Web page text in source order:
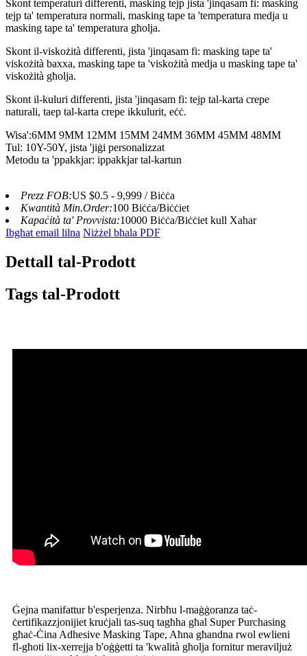
Skont temperaturi differenti, masking tejp jista 'jinqasam fi: masking
tejp ta' temperatura normali, masking tape ta 'temperatura medja u
masking tape ta' temperatura għolja.
Skont il-viskożità differenti, jista 'jinqasam fi: masking tape ta'
viskożità baxxa, masking tape ta 'viskożità medja u masking tape ta'
viskożità għolja.
Skont il-kuluri differenti, jista 'jinqasam fi: tejp tal-karta crepe
naturali, taep tal-karta crepe ikkulurit, eċċ.
Wisa':6MM 9MM 12MM 15MM 24MM 36MM 45MM 48MM
Tul: 10Y-50Y, jista 'jiġi personalizzat
Metodu ta 'ppakkjar: ippakkjar tal-kartun
Prezz FOB:US $0.5 - 9,999 / Biċċa
Kwantità Min.Order:100 Biċċa/Biċċiet
Kapaċità ta' Provvista:10000 Biċċa/Biċċiet kull Xahar
Ibgħat email lilna Niżżel bħala PDF
Dettall tal-Prodott
Tags tal-Prodott
Ġejna manifattur b'esperjenza. Nirbħu l-maġġoranza taċ-
ċertifikazzjonijiet kruċjali tas-suq tagħha għal Super Purchasing
għaċ-Ċina Adhesive Masking Tape, Aħna għandna rwol ewlieni
fl-għoti lix-xerrejja b'oġġetti ta 'kwalità għolja fornitur meraviljuż